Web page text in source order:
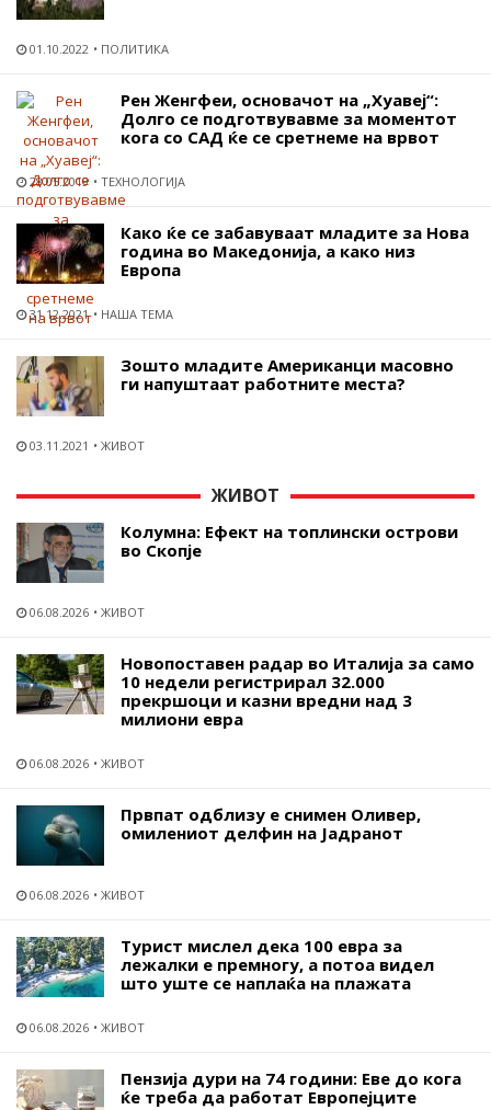
01.10.2022 ПОЛИТИКА
Рен Женгфеи, основачот на „Хуавеј“:
Долго се подготвувавме за моментот
кога со САД ќе се сретнеме на врвот
28.05.2019 ТЕХНОЛОГИЈА
Како ќе се забавуваат младите за Нова
година во Македонија, а како низ
Европа
31.12.2021 НАША ТЕМА
Зошто младите Американци масовно
ги напуштаат работните места?
03.11.2021 ЖИВОТ
ЖИВОТ
Колумна: Ефект на топлински острови
во Скопје
06.08.2026 ЖИВОТ
Новопоставен радар во Италија за само
10 недели регистрирал 32.000
прекршоци и казни вредни над 3
милиони евра
06.08.2026 ЖИВОТ
Првпат одблизу е снимен Оливер,
омилениот делфин на Јадранот
06.08.2026 ЖИВОТ
Турист мислел дека 100 евра за
лежалки е премногу, а потоа видел
што уште се наплаќа на плажата
06.08.2026 ЖИВОТ
Пензија дури на 74 години: Еве до кога
ќе треба да работат Европејците